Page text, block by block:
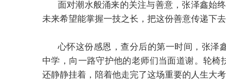
面对潮水般涌来的关注与善意，张泽鑫始
未来希望能掌握一技之长，把这份善意传递下
心怀这份感恩，查分后的第一时间，张泽
中学，向一路守护他的老师们当面道谢。轮椅
还静静挂着，陪着他走完了这场重要的人生大考